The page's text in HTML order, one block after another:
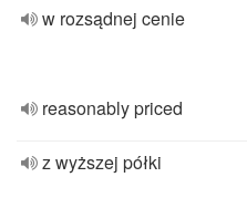
w rozsądnej cenie
reasonably priced
z wyższej półki